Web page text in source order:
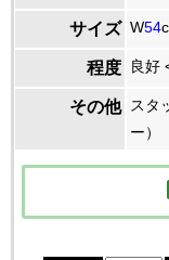
サイズ W54
程度 良好
その他
スタ
ー）